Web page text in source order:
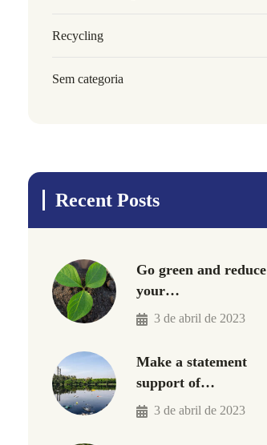
Recycling
Sem categoria
Recent Posts
Go green and reduce
your…
3 de abril de 2023
Make a statement
support of…
3 de abril de 2023